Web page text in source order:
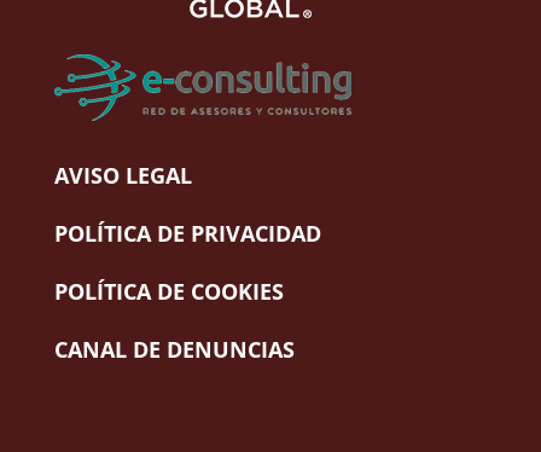
AVISO LEGAL
POLÍTICA DE PRIVACIDAD
POLÍTICA DE COOKIES
CANAL DE DENUNCIAS